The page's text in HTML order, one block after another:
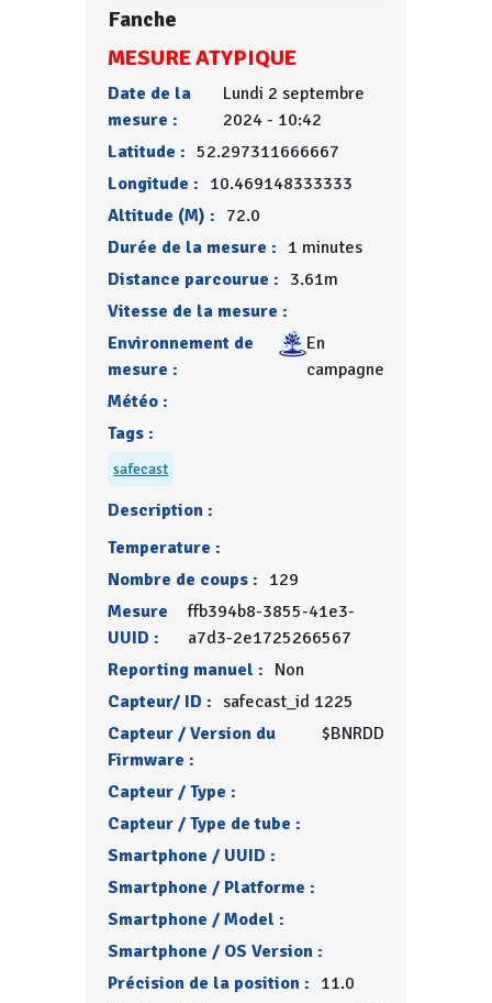
Fanche
MESURE ATYPIQUE
Date de la
mesure :
Lundi 2 septembre
2024 - 10:42
Latitude : 52.297311666667
Longitude : 10.469148333333
Altitude (M) : 72.0
Durée de la mesure : 1 minutes
Distance parcourue : 3.61m
Vitesse de la mesure :
Environnement de
mesure :
En
campagne
Météo :
Tags :
safecast
Description :
Temperature :
Nombre de coups : 129
Mesure
UUID :
ffb394b8-3855-41e3-
a7d3-2e1725266567
Reporting manuel : Non
Capteur/ ID : safecast_id 1225
Capteur / Version du
Firmware :
$BNRDD
Capteur / Type :
Capteur / Type de tube :
Smartphone / UUID :
Smartphone / Platforme :
Smartphone / Model :
Smartphone / OS Version :
Précision de la position : 11.0